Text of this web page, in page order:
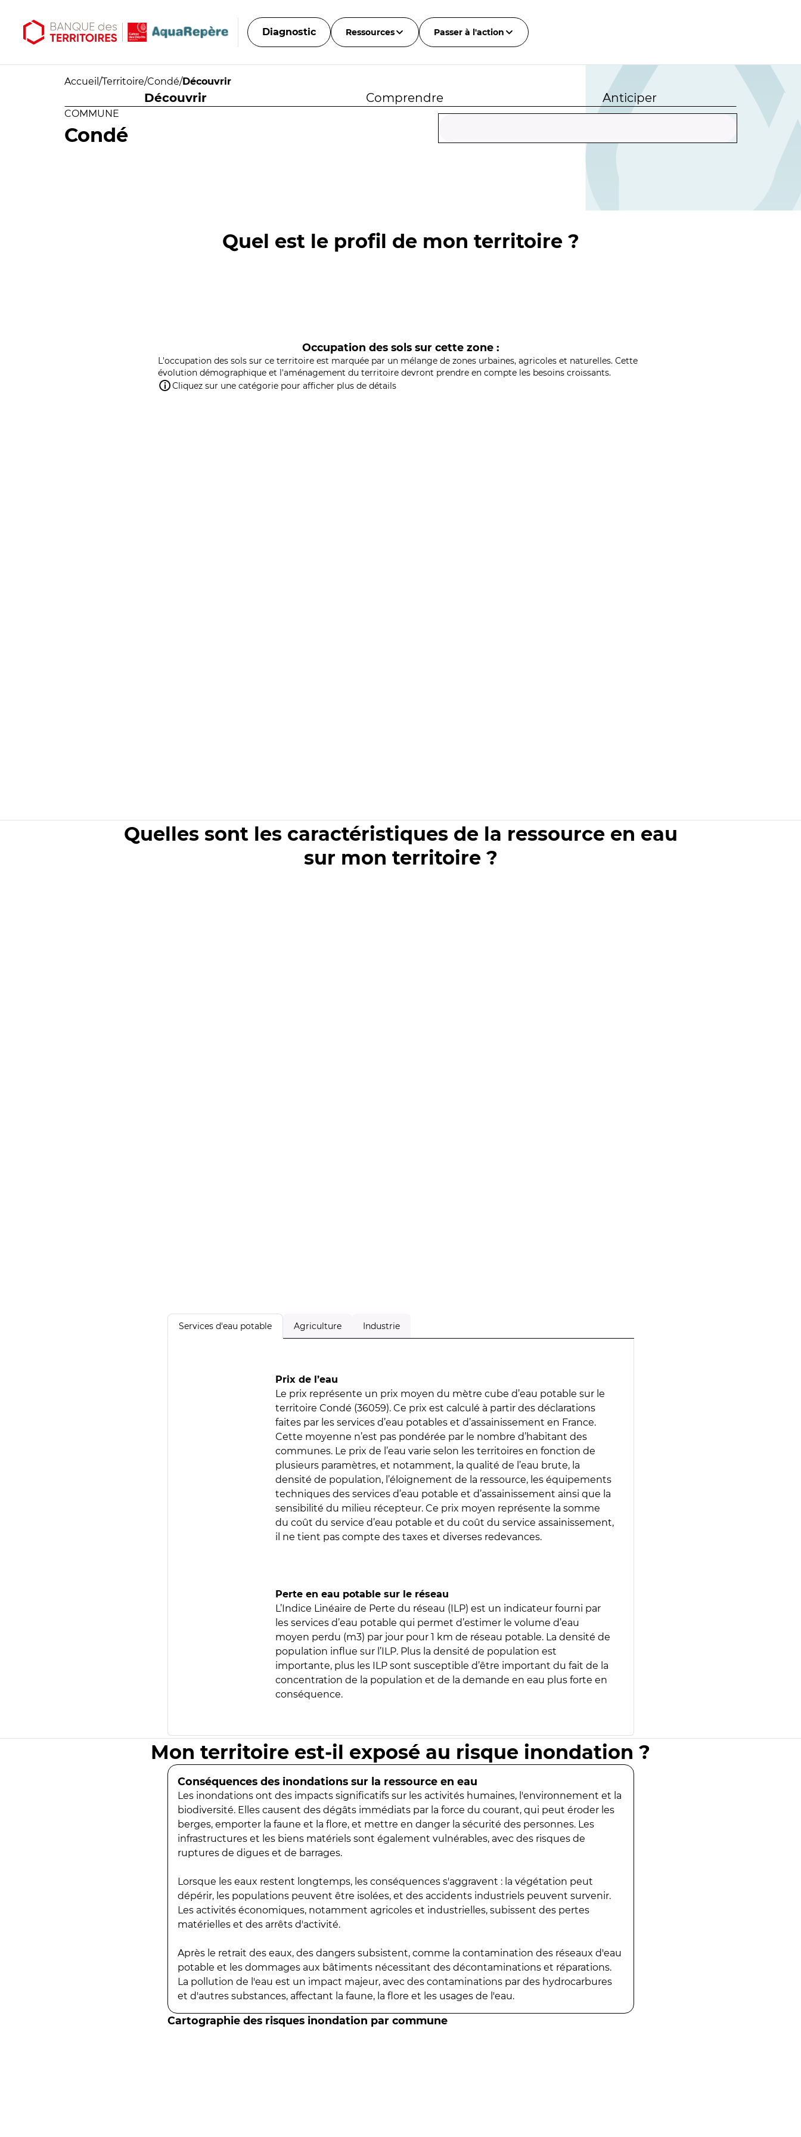
Diagnostic Ressources Passer à l'action
Accueil /Territoire/Condé/Découvrir
Découvrir Comprendre Anticiper
COMMUNE
Condé
Quel est le profil de mon territoire ?
Occupation des sols sur cette zone :
L'occupation des sols sur ce territoire est marquée par un mélange de zones urbaines, agricoles et naturelles. Cette
évolution démographique et l'aménagement du territoire devront prendre en compte les besoins croissants.
Cliquez sur une catégorie pour afficher plus de détails
Quelles sont les caractéristiques de la ressource en eau
sur mon territoire ?
Services d'eau potable Agriculture Industrie
Prix de l’eau
Le prix représente un prix moyen du mètre cube d’eau potable sur le
territoire Condé (36059). Ce prix est calculé à partir des déclarations
faites par les services d’eau potables et d’assainissement en France.
Cette moyenne n’est pas pondérée par le nombre d’habitant des
communes. Le prix de l’eau varie selon les territoires en fonction de
plusieurs paramètres, et notamment, la qualité de l’eau brute, la
densité de population, l’éloignement de la ressource, les équipements
techniques des services d’eau potable et d’assainissement ainsi que la
sensibilité du milieu récepteur. Ce prix moyen représente la somme
du coût du service d’eau potable et du coût du service assainissement,
il ne tient pas compte des taxes et diverses redevances.
Perte en eau potable sur le réseau
L’Indice Linéaire de Perte du réseau (ILP) est un indicateur fourni par
les services d’eau potable qui permet d’estimer le volume d’eau
moyen perdu (m3) par jour pour 1 km de réseau potable. La densité de
population influe sur l’ILP. Plus la densité de population est
importante, plus les ILP sont susceptible d’être important du fait de la
concentration de la population et de la demande en eau plus forte en
conséquence.
Mon territoire est-il exposé au risque inondation ?
Conséquences des inondations sur la ressource en eau
Les inondations ont des impacts significatifs sur les activités humaines, l'environnement et la
biodiversité. Elles causent des dégâts immédiats par la force du courant, qui peut éroder les
berges, emporter la faune et la flore, et mettre en danger la sécurité des personnes. Les
infrastructures et les biens matériels sont également vulnérables, avec des risques de
ruptures de digues et de barrages.
Lorsque les eaux restent longtemps, les conséquences s'aggravent : la végétation peut
dépérir, les populations peuvent être isolées, et des accidents industriels peuvent survenir.
Les activités économiques, notamment agricoles et industrielles, subissent des pertes
matérielles et des arrêts d'activité.
Après le retrait des eaux, des dangers subsistent, comme la contamination des réseaux d'eau
potable et les dommages aux bâtiments nécessitant des décontaminations et réparations.
La pollution de l'eau est un impact majeur, avec des contaminations par des hydrocarbures
et d'autres substances, affectant la faune, la flore et les usages de l'eau.
Cartographie des risques inondation par commune